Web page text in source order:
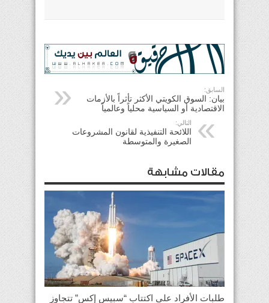
السابق:
بيان: السوق الكويتي الأكثر تأثراً بالأزمات
الاقتصادية أو السياسية محلياً وعالمياً
التالي:
اللائحة التنفيذية لقانون المشروعات
الصغيرة والمتوسطة
مقالات مشابهة
طلبات الأفراد على اكتتاب “سبيس إكس” تتجاوز